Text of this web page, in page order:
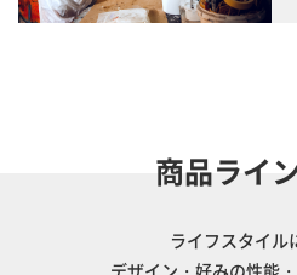
商品ライ
ライフスタイル
デザイン・好みの性能